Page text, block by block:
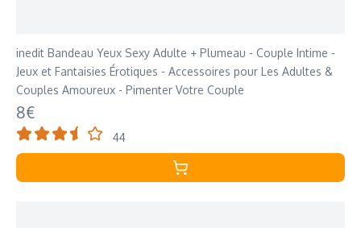
inedit Bandeau Yeux Sexy Adulte + Plumeau - Couple Intime -
Jeux et Fantaisies Érotiques - Accessoires pour Les Adultes &
Couples Amoureux - Pimenter Votre Couple
8€
44